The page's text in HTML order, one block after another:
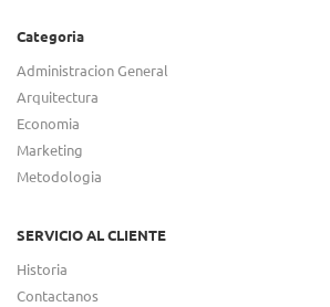
Categoria
Administracion General
Arquitectura
Economia
Marketing
Metodologia
SERVICIO AL CLIENTE
Historia
Contactanos